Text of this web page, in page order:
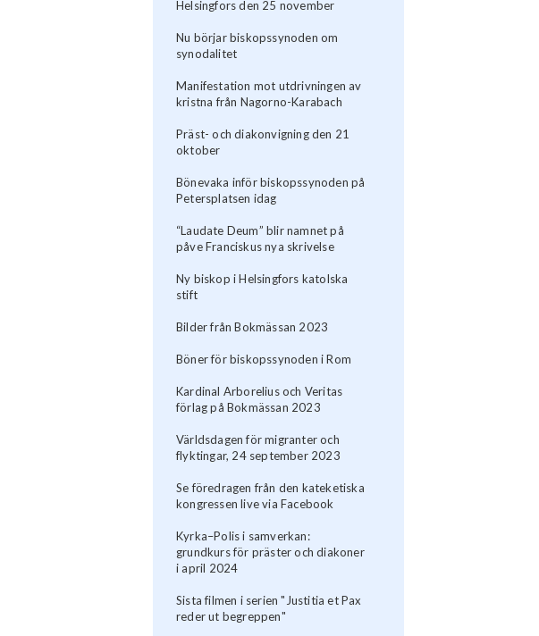
Helsingfors den 25 november
Nu börjar biskopssynoden om
synodalitet
Manifestation mot utdrivningen av
kristna från Nagorno-Karabach
Präst- och diakonvigning den 21
oktober
Bönevaka inför biskopssynoden på
Petersplatsen idag
“Laudate Deum” blir namnet på
påve Franciskus nya skrivelse
Ny biskop i Helsingfors katolska
stift
Bilder från Bokmässan 2023
Böner för biskopssynoden i Rom
Kardinal Arborelius och Veritas
förlag på Bokmässan 2023
Världsdagen för migranter och
flyktingar, 24 september 2023
Se föredragen från den kateketiska
kongressen live via Facebook
Kyrka–Polis i samverkan:
grundkurs för präster och diakoner
i april 2024
Sista filmen i serien "Justitia et Pax
reder ut begreppen"